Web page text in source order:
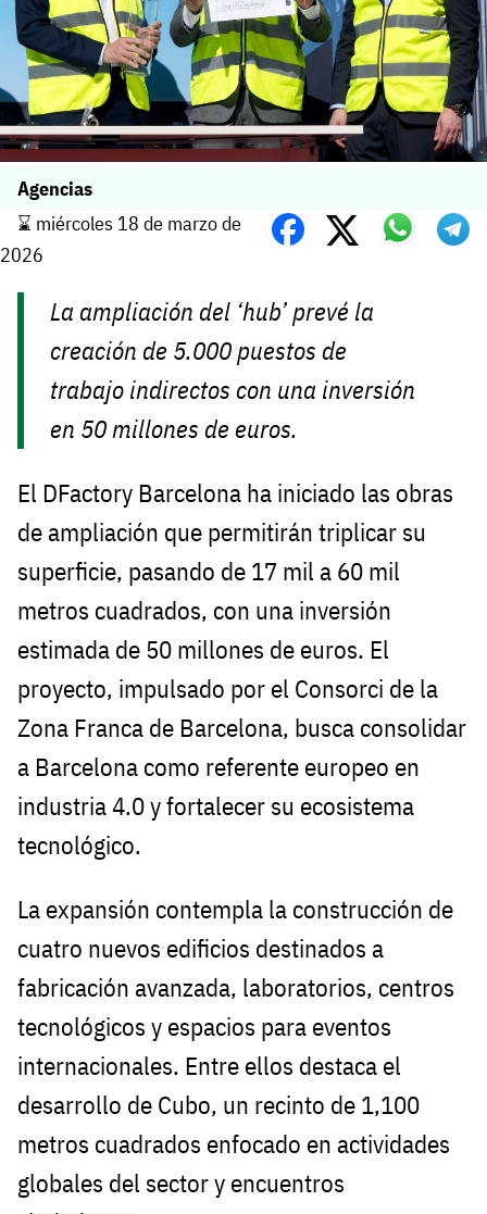
Agencias
⌛️ miércoles 18 de marzo de
2026
La ampliación del ‘hub’ prevé la
creación de 5.000 puestos de
trabajo indirectos con una inversión
en 50 millones de euros.
El DFactory Barcelona ha iniciado las obras
de ampliación que permitirán triplicar su
superficie, pasando de 17 mil a 60 mil
metros cuadrados, con una inversión
estimada de 50 millones de euros. El
proyecto, impulsado por el Consorci de la
Zona Franca de Barcelona, busca consolidar
a Barcelona como referente europeo en
industria 4.0 y fortalecer su ecosistema
tecnológico.
La expansión contempla la construcción de
cuatro nuevos edificios destinados a
fabricación avanzada, laboratorios, centros
tecnológicos y espacios para eventos
internacionales. Entre ellos destaca el
desarrollo de Cubo, un recinto de 1,100
metros cuadrados enfocado en actividades
globales del sector y encuentros